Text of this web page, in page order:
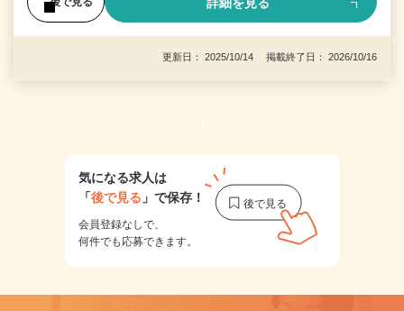
更新日： 2025/10/14 掲載終了日： 2026/10/16
1
気になる求人は
「後で見る 」で保存！
会員登録なしで、
何件でも応募できます。